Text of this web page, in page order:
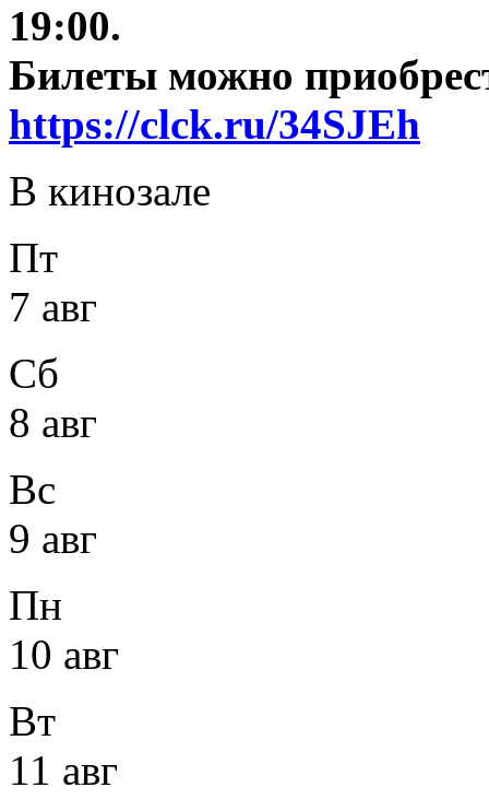
19:00.
Билеты можно
https://clck.ru/34SJEh
В кинозале
Пт
7 авг
Сб
8 авг
Вс
9 авг
Пн
10 авг
Вт
11 авг